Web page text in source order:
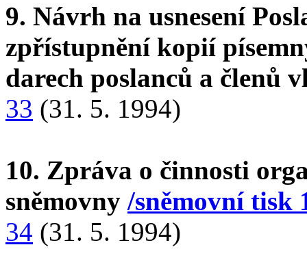
9. Návrh na usnesení
zpřístupnění kopií
darech poslanců a členů
33 (31. 5. 1994)
10. Zpráva o činnosti
sněmovny /sněmovní tisk
34 (31. 5. 1994)